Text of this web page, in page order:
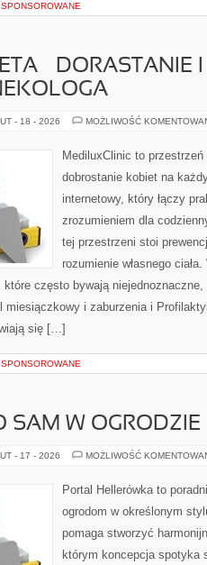
– DORASTANIE
- 18 - 2026 MOŻLIWOŚĆ
MediluxClinic to
dobrostanie kobiet na
internetowy, który łączy
zrozumieniem dla
tej przestrzeni stoi
rozumienie własnego
które często bywają
miesiączkowy i zaburzenia i
się […]
SAM W OGRODZIE
- 17 - 2026 MOŻLIWOŚĆ
Portal Hellerówka to
ogrodom w określonym
pomaga stworzyć
którym koncepcja spotyka